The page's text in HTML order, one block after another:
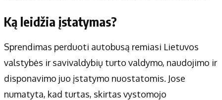
Ką leidžia įstatymas?
Sprendimas perduoti autobusą remiasi Lietuvos
valstybės ir savivaldybių turto valdymo, naudojimo ir
disponavimo juo įstatymo nuostatomis. Jose
numatyta, kad turtas, skirtas vystomojo